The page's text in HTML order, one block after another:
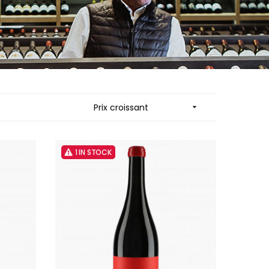
JB
ET FILS
ROLAND
LARDET
BAPTISTE
MUZARD LUCIEN
N
NAUDIN-FERRAND
NICOLAS
NOELLAT GEORGES
NOELLAT MICHEL
P
PACALET PHILIPPE
PASCAL JOSEPH
PATAILLE LAURENT
PATAILLE SYLVAIN
PATTES-LOUP - THOMAS PICO
PERNOT ALVINA
PERNOT PAUL
PERROT-MINOT
PETITE EMPREINTE
PICAMELOT LOUIS
Prix croissant 
1 IN STOCK